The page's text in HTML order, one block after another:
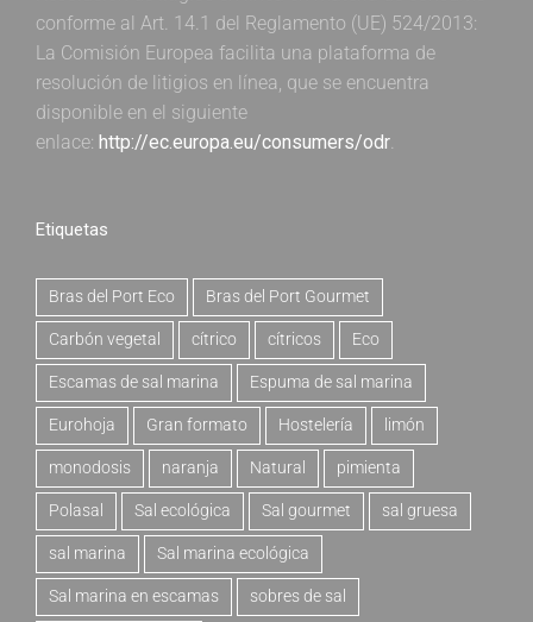
conforme al Art. 14.1 del Reglamento (UE) 524/2013:
La Comisión Europea facilita una plataforma de
resolución de litigios en línea, que se encuentra
disponible en el siguiente
enlace: http://ec.europa.eu/consumers/odr.
Etiquetas
Bras del Port Eco Bras del Port Gourmet
Carbón vegetal cítrico cítricos Eco
Escamas de sal marina Espuma de sal marina
Eurohoja Gran formato Hostelería limón
monodosis naranja Natural pimienta
Polasal Sal ecológica Sal gourmet sal gruesa
sal marina Sal marina ecológica
Sal marina en escamas sobres de sal